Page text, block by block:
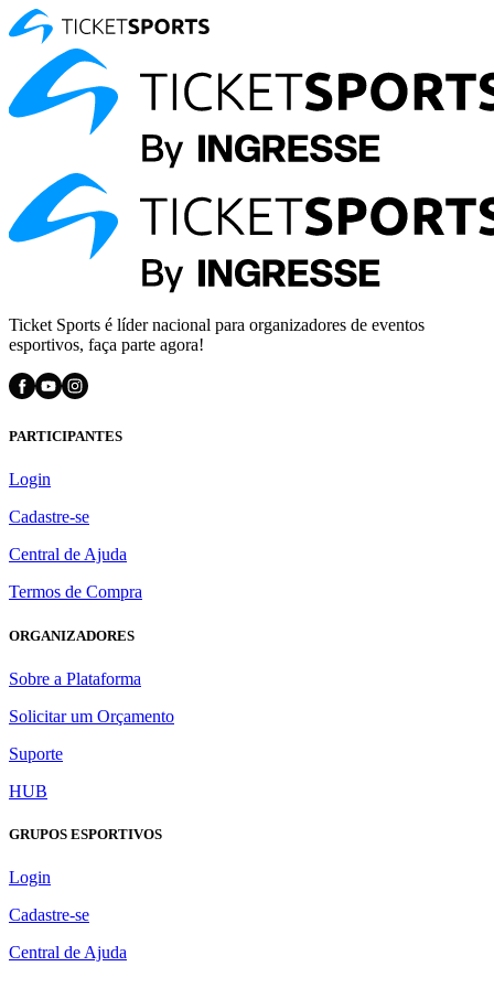
Ticket Sports é líder nacional para organizadores de eventos
esportivos, faça parte agora!
PARTICIPANTES
Login
Cadastre-se
Central de Ajuda
Termos de Compra
ORGANIZADORES
Sobre a Plataforma
Solicitar um Orçamento
Suporte
HUB
GRUPOS ESPORTIVOS
Login
Cadastre-se
Central de Ajuda